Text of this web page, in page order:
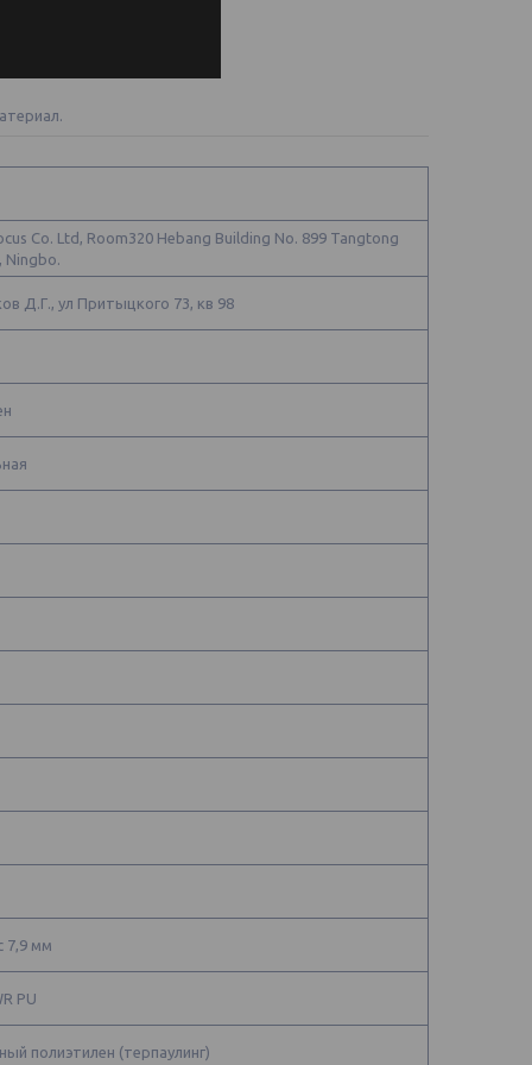
Co. Ltd, Room320 Hebang Building No. 899 Tangtong
Ningbo.
Д.Г., ул Притыцкого 73, кв 98
7,9 мм
PU
полиэтилен (терпаулинг)